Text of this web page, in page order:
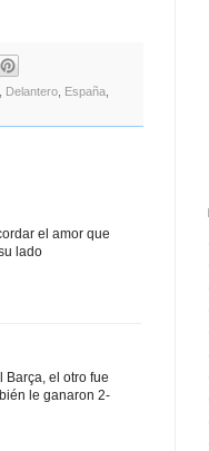
Delantero España
el amor que
lado
Barça, el otro fue
le ganaron 2-